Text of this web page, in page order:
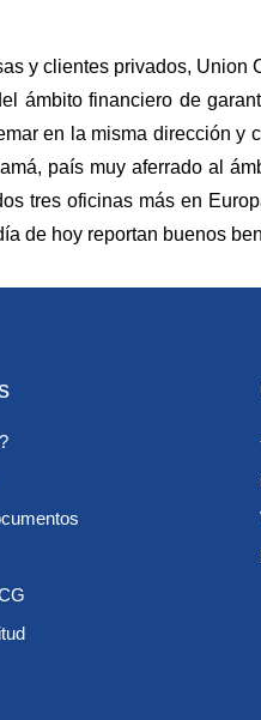
y clientes privados,
ámbito financiero de
en la misma dirección
país muy aferrado al
tres oficinas más en
de hoy reportan buenos